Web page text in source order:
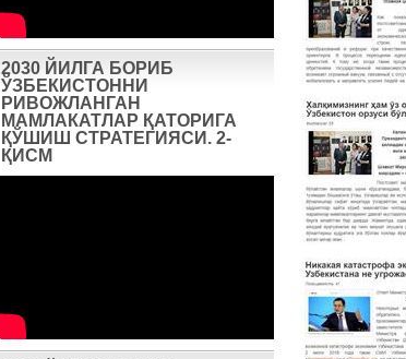
2030 ЙИЛГА БОРИБ
ЎЗБЕКИСТОННИ
РИВОЖЛАНГАН
МАМЛАКАТЛАР ҚАТОРИГА
ҚЎШИШ СТРАТЕГИЯСИ. 2-
ҚИСМ